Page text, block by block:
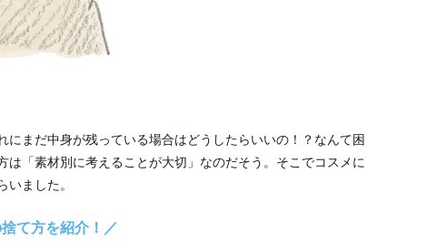
まだ中身が残っている場合はどうしたらいいの！？なんて困
「素材別に考えることが大切」なのだそう。そこでコスメに
ました。
て方を紹介！／